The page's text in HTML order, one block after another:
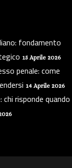
fondamento
15 Aprile 2026
penale: come
14 Aprile 2026
risponde quando